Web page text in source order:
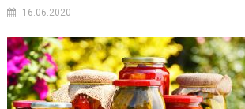
16.06.2020